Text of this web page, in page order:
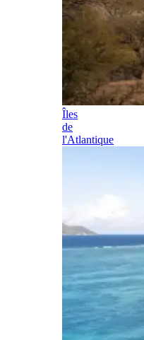
Îles
de
l'Atlantique